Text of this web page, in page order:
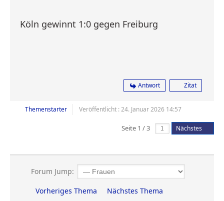
Köln gewinnt 1:0 gegen Freiburg
Antwort Zitat
Themenstarter Veröffentlicht : 24. Januar 2026 14:57
Seite 1 / 3 Nächstes
Forum Jump:
Vorheriges Thema Nächstes Thema